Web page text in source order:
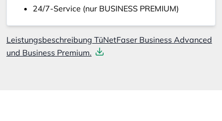
24/7-Service (nur BUSINESS PREMIUM)
Leistungsbeschreibung TüNetFaser Business Advanced
und Business Premium.